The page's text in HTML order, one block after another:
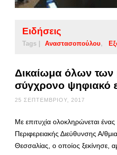
Ειδήσεις
Tags | Αναστασοπούλου
Δικαίωμα όλων των
σύγχρονο ψηφιακό
25 ΣΕΠΤΕΜΒΡΊΟΥ, 2017
Με επιτυχία ολοκληρώνεται
Περιφερειακής Διεύθυνσης Α/
Θεσσαλίας, o οποίος ξεκίνησε,